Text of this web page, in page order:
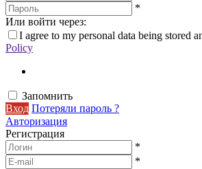
*
Или войти через:
I agree to my personal data being stored
Policy
Запомнить
Вход Потеряли пароль ?
Авторизация
Регистрация
*
*